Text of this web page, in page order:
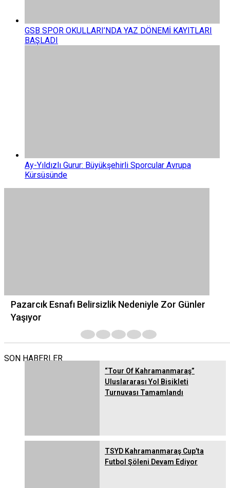
GSB SPOR OKULLARI’NDA YAZ DÖNEMİ KAYITLARI
BAŞLADI
Ay-Yıldızlı Gurur: Büyükşehirli Sporcular Avrupa
Kürsüsünde
Pazarcık Esnafı Belirsizlik Nedeniyle Zor Günler
Yaşıyor
SON HABERLER
“Tour Of Kahramanmaraş”
Uluslararası Yol Bisikleti
Turnuvası Tamamlandı
TSYD Kahramanmaraş Cup’ta
Futbol Şöleni Devam Ediyor